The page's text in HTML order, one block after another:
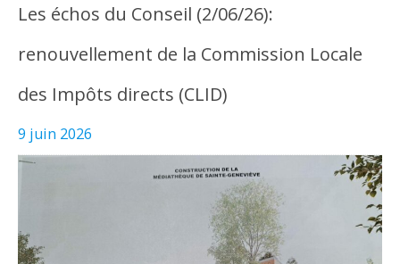
Les échos du Conseil (2/06/26):
renouvellement de la Commission Locale
des Impôts directs (CLID)
9 juin 2026